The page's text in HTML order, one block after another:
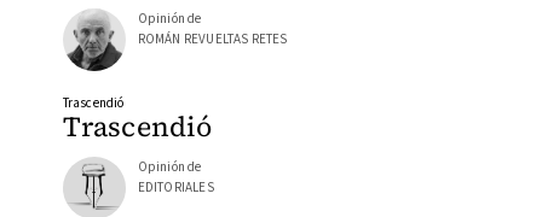
Opinión de
ROMÁN REVUELTAS RETES
Trascendió
Trascendió
Opinión de
EDITORIALES